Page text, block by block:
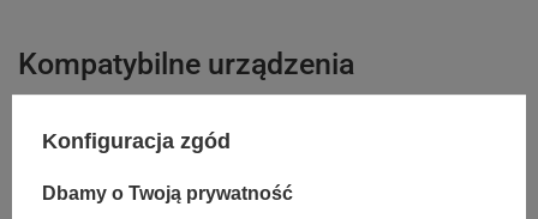
Kompatybilne urządzenia
DYMO Rhino 4200
Konfiguracja zgód
Dbamy o Twoją prywatność